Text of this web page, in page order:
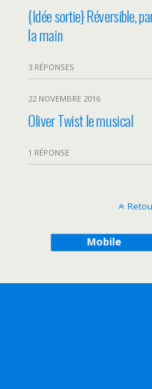
{Idée sortie} Réversible,
la main
3 RÉPONSES
22 NOVEMBRE 2016
Oliver Twist le musical
1 RÉPONSE
Mobile